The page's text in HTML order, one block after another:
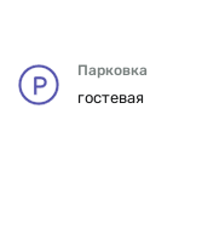
Парковка
гостевая